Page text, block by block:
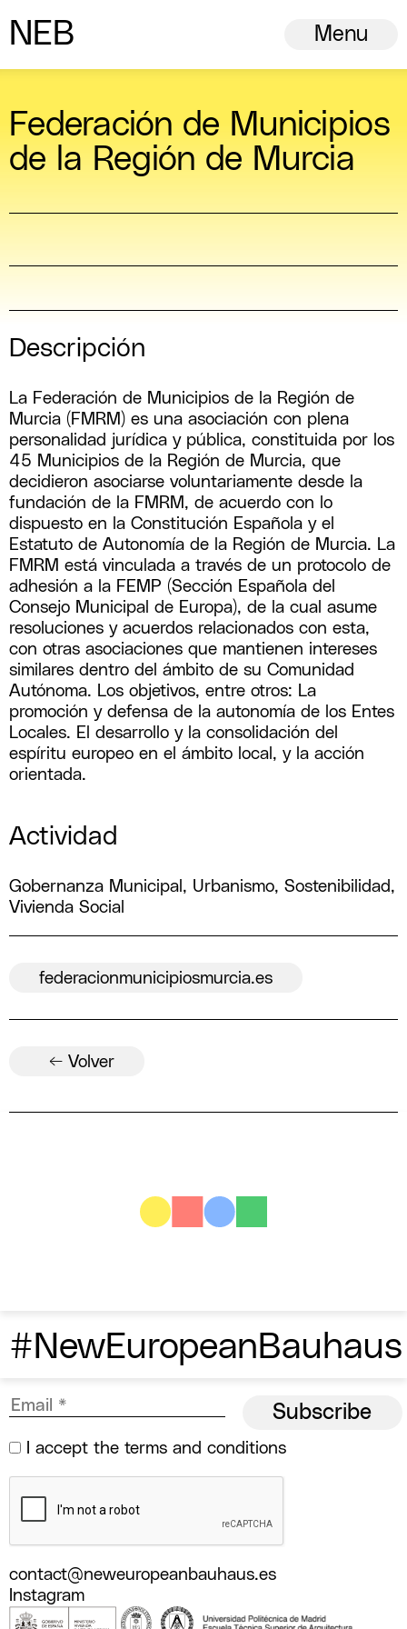
N ew
European
B Menu
Federación de Municipios
de la Región de Murcia
Descripción
La Federación de Municipios de la Región de
Murcia (FMRM) es una asociación con plena
personalidad jurídica y pública, constituida por los
45 Municipios de la Región de Murcia, que
decidieron asociarse voluntariamente desde la
fundación de la FMRM, de acuerdo con lo
dispuesto en la Constitución Española y el
Estatuto de Autonomía de la Región de Murcia. La
FMRM está vinculada a través de un protocolo de
adhesión a la FEMP (Sección Española del
Consejo Municipal de Europa), de la cual asume
resoluciones y acuerdos relacionados con esta,
con otras asociaciones que mantienen intereses
similares dentro del ámbito de su Comunidad
Autónoma. Los objetivos, entre otros: La
promoción y defensa de la autonomía de los Entes
Locales. El desarrollo y la consolidación del
espíritu europeo en el ámbito local, y la acción
orientada.
Actividad
Gobernanza Municipal, Urbanismo, Sostenibilidad,
Vivienda Social
federacionmunicipiosmurcia.es
← Volver
#NewEuropeanBauhaus
I accept the terms and conditions
contact@neweuropeanbauhaus.es
Instagram